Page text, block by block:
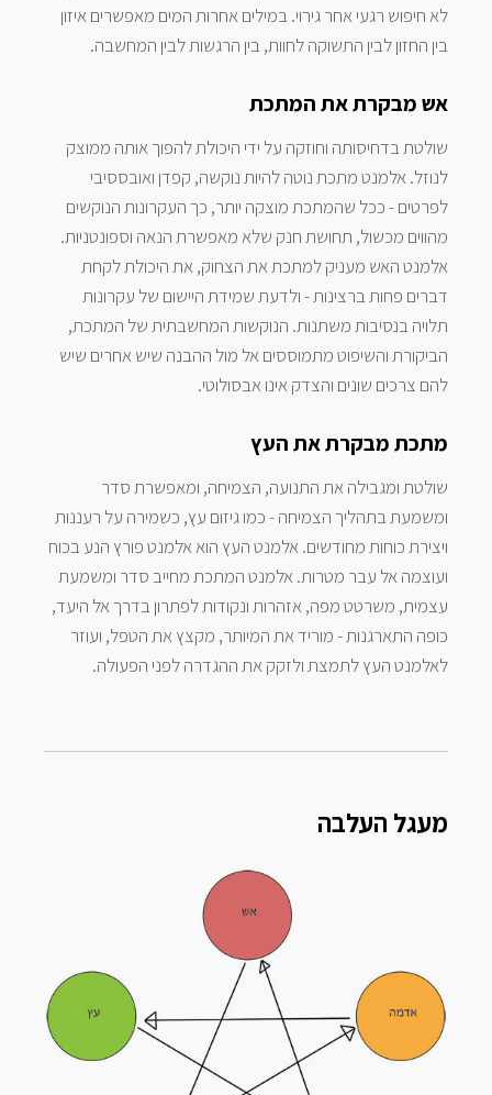
לא חיפוש רגעי אחר גירוי. במילים אחרות המים מאפשרים איזון
בין החזון לבין התשוקה לחוות, בין הרגשות לבין המחשבה.
אש מבקרת את המתכת
שולטת בדחיסותה וחוזקה על ידי היכולת להפוך אותה ממוצק
לנוזל. אלמנט מתכת נוטה להיות נוקשה, קפדן ואובססיבי
לפרטים - ככל שהמתכת מוצקה יותר, כך העקרונות הנוקשים
מהווים מכשול, תחושת חנק שלא מאפשרת הנאה וספונטניות.
אלמנט האש מעניק למתכת את הצחוק, את היכולת לקחת
דברים פחות ברצינות - ולדעת שמידת היישום של עקרונות
תלויה בנסיבות משתנות. הנוקשות המחשבתית של המתכת,
הביקורת והשיפוט מתמוססים אל מול ההבנה שיש אחרים שיש
להם צרכים שונים והצדק אינו אבסולוטי.
מתכת מבקרת את העץ
שולטת ומגבילה את התנועה, הצמיחה, ומאפשרת סדר
ומשמעת בתהליך הצמיחה - כמו גיזום עץ, כשמירה על רעננות
ויצירת כוחות מחודשים. אלמנט העץ הוא אלמנט פורץ הנע בכוח
ועוצמה אל עבר מטרות. אלמנט המתכת מחייב סדר ומשמעת
עצמית, משרטט מפה, אזהרות ונקודות לפתרון בדרך אל היעד,
כופה התארגנות - מוריד את המיותר, מקצץ את הטפל, ועוזר
לאלמנט העץ לתמצת ולזקק את ההגדרה לפני הפעולה.
מעגל העלבה